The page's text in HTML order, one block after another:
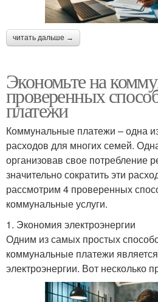
читать дальше →
Экономьте на
проверенных
платежи
Коммунальные платежи – одна
расходов для многих семей.
организовав свое потребление
значительно сократить эти
рассмотрим 4 проверенных
коммунальные услуги.
1. Экономия электроэнергии
Одним из самых простых
коммунальные платежи
электроэнергии. Вот несколько